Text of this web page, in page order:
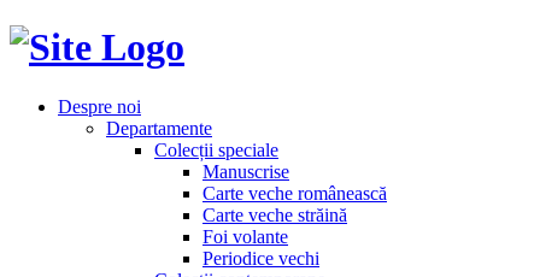
Despre noi
Departamente
Colecții speciale
Manuscrise
Carte veche românească
Carte veche străină
Foi volante
Periodice vechi